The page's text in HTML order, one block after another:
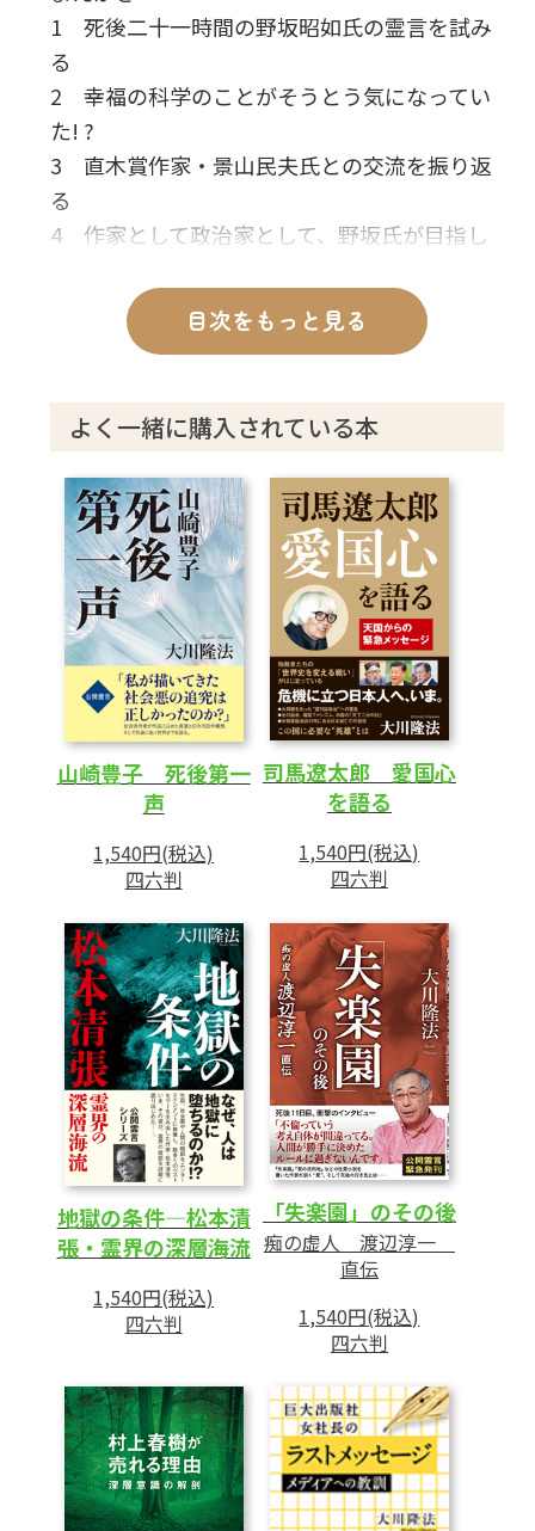
1 死後二十一時間の野坂昭如氏の霊言を試み
る
2 幸福の科学のことがそうとう気になってい
た! ?
3 直木賞作家・景山民夫氏との交流を振り返
る
4 作家として政治家として、野坂氏が目指し
5 幸福の科学という宗教をどう見ているのか
6 野坂氏の人生観・価値観を訊く
8 なぜ野坂氏は「悪魔と神の違い」にこだわ
るのか
9 「反戦」と「自由」については譲れない?
10 霊言を実体験した野坂氏の最後の言葉
11 シャイな人だった野坂昭如氏の霊言を終
えて
あとがき
目次をもっと見る
よく一緒に購入されている本
山崎豊子 死後第一
声
1,540円(税込)
四六判
司馬遼太郎 愛国心
を語る
1,540円(税込)
四六判
地獄の条件―松本清
張・霊界の深層海流
1,540円(税込)
四六判
「失楽園」のその後
痴の虚人 渡辺淳一
直伝
1,540円(税込)
四六判